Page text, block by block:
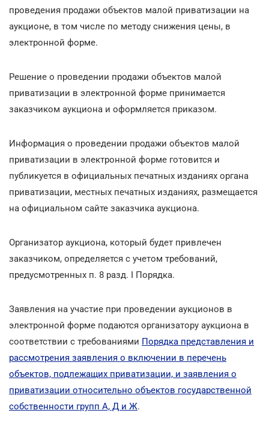
проведения продажи объектов малой приватизации на
аукционе, в том числе по методу снижения цены, в
электронной форме.
Решение о проведении продажи объектов малой
приватизации в электронной форме принимается
заказчиком аукциона и оформляется приказом.
Информация о проведении продажи объектов малой
приватизации в электронной форме готовится и
публикуется в официальных печатных изданиях органа
приватизации, местных печатных изданиях, размещается
на официальном сайте заказчика аукциона.
Организатор аукциона, который будет привлечен
заказчиком, определяется с учетом требований,
предусмотренных п. 8 разд. I Порядка.
Заявления на участие при проведении аукционов в
электронной форме подаются организатору аукциона в
соответствии с требованиями Порядка представления и
рассмотрения заявления о включении в перечень
объектов, подлежащих приватизации, и заявления о
приватизации относительно объектов государственной
собственности групп А, Д и Ж.